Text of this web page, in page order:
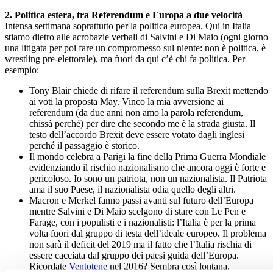
2. Politica estera, tra Referendum e Europa a due velocità
Intensa settimana soprattutto per la politica europea. Qui in Italia
stiamo dietro alle acrobazie verbali di Salvini e Di Maio (ogni giorno
una litigata per poi fare un compromesso sul niente: non è politica, è
wrestling pre-elettorale), ma fuori da qui c’è chi fa politica. Per
esempio:
Tony Blair chiede di rifare il referendum sulla Brexit mettendo
ai voti la proposta May. Vinco la mia avversione ai
referendum (da due anni non amo la parola referendum,
chissà perché) per dire che secondo me è la strada giusta. Il
testo dell’accordo Brexit deve essere votato dagli inglesi
perché il passaggio è storico.
Il mondo celebra a Parigi la fine della Prima Guerra Mondiale
evidenziando il rischio nazionalismo che ancora oggi è forte e
pericoloso. Io sono un patriota, non un nazionalista. Il Patriota
ama il suo Paese, il nazionalista odia quello degli altri.
Macron e Merkel fanno passi avanti sul futuro dell’Europa
mentre Salvini e Di Maio scelgono di stare con Le Pen e
Farage, con i populisti e i nazionalisti: l’Italia è per la prima
volta fuori dal gruppo di testa dell’ideale europeo. Il problema
non sarà il deficit del 2019 ma il fatto che l’Italia rischia di
essere cacciata dal gruppo dei paesi guida dell’Europa.
Ricordate Ventotene nel 2016? Sembra così lontana.